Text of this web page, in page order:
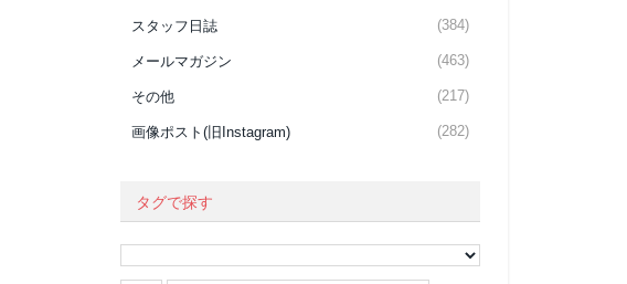
スタッフ日誌 (384)
メールマガジン (463)
その他 (217)
画像ポスト(旧Instagram) (282)
タグで探す